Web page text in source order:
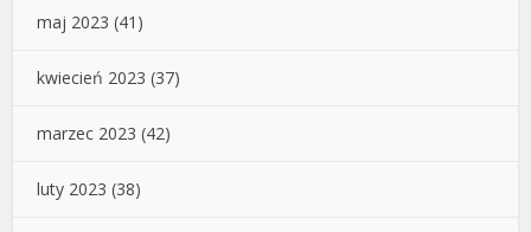
maj 2023 (41)
kwiecień 2023 (37)
marzec 2023 (42)
luty 2023 (38)